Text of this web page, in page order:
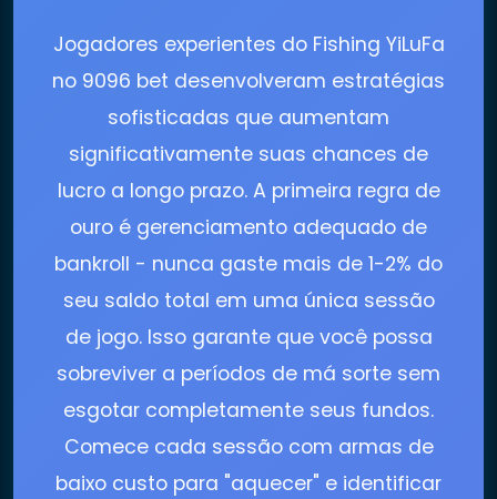
Jogadores experientes do Fishing YiLuFa
no 9096 bet desenvolveram estratégias
sofisticadas que aumentam
significativamente suas chances de
lucro a longo prazo. A primeira regra de
ouro é gerenciamento adequado de
bankroll - nunca gaste mais de 1-2% do
seu saldo total em uma única sessão
de jogo. Isso garante que você possa
sobreviver a períodos de má sorte sem
esgotar completamente seus fundos.
Comece cada sessão com armas de
baixo custo para "aquecer" e identificar